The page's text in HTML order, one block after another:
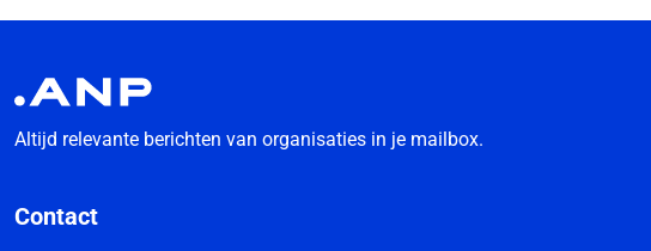
Altijd relevante berichten van organisaties in je mailbox.
Contact